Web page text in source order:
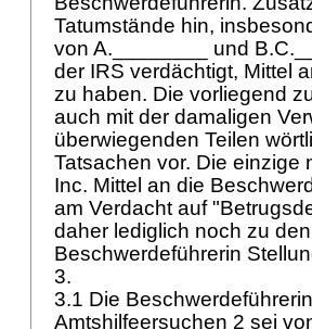
Tatumstände hin,
von A.________ und
der IRS verdächtigt, Mittel
zu haben. Die vorliegend
auch mit der damaligen
überwiegenden Teilen
Tatsachen vor. Die einzige
Inc. Mittel an die
am Verdacht auf
daher lediglich noch zu
Beschwerdeführerin
3.
3.1 Die
Amtshilfeersuchen 2 sei